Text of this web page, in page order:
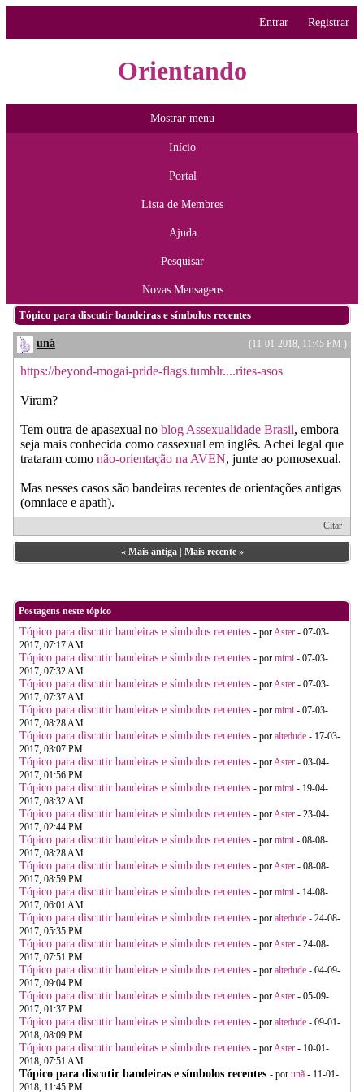
Entrar Registrar
Orientando
Mostrar menu
Início
Portal
Lista de Membres
Ajuda
Pesquisar
Novas Mensagens
Tópico para discutir bandeiras e símbolos recentes
(11-01-2018, 11:45 PM )
unã
https://beyond-mogai-pride-flags.tumblr....rites-asos
Viram?
Tem outra de apasexual no blog Assexualidade Brasil, embora
seja mais conhecida como cassexual em inglês. Achei legal que
trataram como não-orientação na AVEN, junte ao pomosexual.
Mas nesses casos são bandeiras recentes de orientações antigas
(omniace e apath).
Citar
« Mais antiga| Mais recente»
Postagens neste tópico
Tópico para discutir bandeiras e símbolos recentes - porAster - 07-03-
2017, 07:17 AM
Tópico para discutir bandeiras e símbolos recentes - por mimi - 07-03-
2017, 07:32 AM
Tópico para discutir bandeiras e símbolos recentes - porAster - 07-03-
2017, 07:37 AM
Tópico para discutir bandeiras e símbolos recentes - por mimi - 07-03-
2017, 08:28 AM
Tópico para discutir bandeiras e símbolos recentes - por altedude - 17-03-
2017, 03:07 PM
Tópico para discutir bandeiras e símbolos recentes - porAster - 03-04-
2017, 01:56 PM
Tópico para discutir bandeiras e símbolos recentes - por mimi - 19-04-
2017, 08:32 AM
Tópico para discutir bandeiras e símbolos recentes - porAster - 23-04-
2017, 02:44 PM
Tópico para discutir bandeiras e símbolos recentes - por mimi - 08-08-
2017, 08:28 AM
Tópico para discutir bandeiras e símbolos recentes - porAster - 08-08-
2017, 08:59 PM
Tópico para discutir bandeiras e símbolos recentes - por mimi - 14-08-
2017, 06:01 AM
Tópico para discutir bandeiras e símbolos recentes - por altedude - 24-08-
2017, 05:35 PM
Tópico para discutir bandeiras e símbolos recentes - porAster - 24-08-
2017, 07:51 PM
Tópico para discutir bandeiras e símbolos recentes - por altedude - 04-09-
2017, 09:04 PM
Tópico para discutir bandeiras e símbolos recentes - porAster - 05-09-
2017, 01:37 PM
Tópico para discutir bandeiras e símbolos recentes - por altedude - 09-01-
2018, 08:09 PM
Tópico para discutir bandeiras e símbolos recentes - porAster - 10-01-
2018, 07:51 AM
Tópico para discutir bandeiras e símbolos recentes - por unã - 11-01-
2018, 11:45 PM